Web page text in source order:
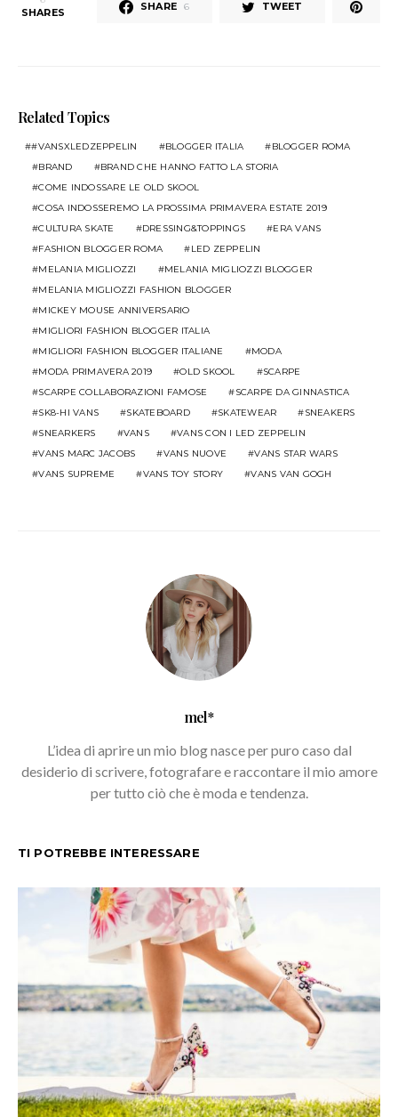
SHARES SHARE 6 TWEET
Related Topics
#VANSXLEDZEPPELIN BLOGGER ITALIA
BLOGGER ROMA
BRAND
BRAND CHE HANNO FATTO LA STORIA
COME INDOSSARE LE OLD SKOOL
COSA INDOSSEREMO LA PROSSIMA PRIMAVERA ESTATE 2019
CULTURA SKATE
DRESSING&TOPPINGS
ERA VANS
FASHION BLOGGER ROMA
LED ZEPPELIN
MELANIA MIGLIOZZI
MELANIA MIGLIOZZI BLOGGER
MELANIA MIGLIOZZI FASHION BLOGGER
MICKEY MOUSE ANNIVERSARIO
MIGLIORI FASHION BLOGGER ITALIA
MIGLIORI FASHION BLOGGER ITALIANE
MODA
MODA PRIMAVERA 2019
OLD SKOOL
SCARPE
SCARPE COLLABORAZIONI FAMOSE
SCARPE DA GINNASTICA
SK8-HI VANS
SKATEBOARD SKATEWEAR
SNEAKERS
SNEARKERS
VANS
VANS CON I LED ZEPPELIN
VANS MARC JACOBS
VANS NUOVE
VANS STAR WARS
VANS SUPREME
VANS TOY STORY VANS VAN GOGH
mel*
L’idea di aprire un mio blog nasce per puro caso dal
desiderio di scrivere, fotografare e raccontare il mio amore
per tutto ciò che è moda e tendenza.
TI POTREBBE INTERESSARE